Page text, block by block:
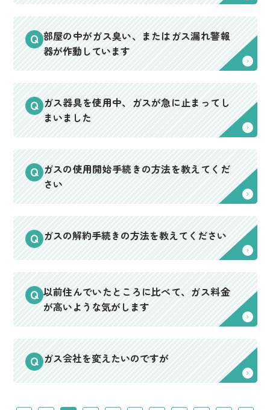
部屋の中がガス臭い、またはガス漏れ警報
器が作動しています
ガス器具を使用中、ガスが急に止まってし
まいました
ガスの使用開始手続きの方法を教えてくだ
さい
ガスの解約手続きの方法を教えてください
以前住んでいたところに比べて、ガス料金
が高いような気がします
ガス会社を変えたいのですが